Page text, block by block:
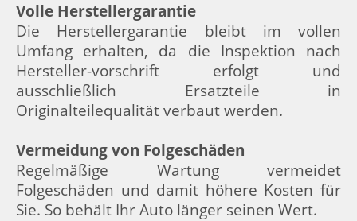
Volle Herstellergarantie
Die Herstellergarantie bleibt im vollen
Umfang erhalten, da die Inspektion nach
Hersteller-vorschrift erfolgt und
ausschließlich Ersatzteile in
Originalteilequalität verbaut werden.
Vermeidung von Folgeschäden
Regelmäßige Wartung vermeidet
Folgeschäden und damit höhere Kosten für
Sie. So behält Ihr Auto länger seinen Wert.